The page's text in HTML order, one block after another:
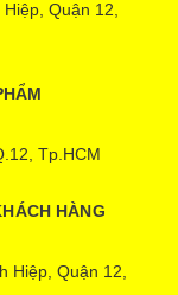
Quận 12,
Tp.HCM
HÀNG
Hiệp, Quận 12,